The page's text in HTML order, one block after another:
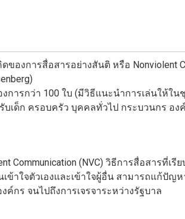
องการสื่อสารอย่างสันติ หรือ Nonviolent
ารกว่า 100 ใบ (มีวิธีแนะนำการเล่นให้ใ
บเด็ก ครอบครัว บุคคลทั่วไป กระบวนกร อ
Communication (NVC) วิธีการสื่อสารที่
เข้าใจตัวเองและเข้าใจผู้อื่น สามารถแก้ปั
กร จนไปถึงการเจรจาระหว่างรัฐบาล